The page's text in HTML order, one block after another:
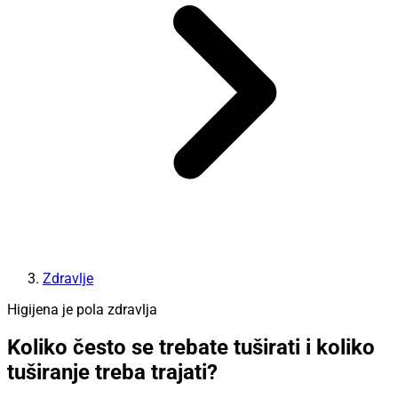
Zdravlje
Higijena je pola zdravlja
Koliko često se trebate tuširati i koliko
tuširanje treba trajati?